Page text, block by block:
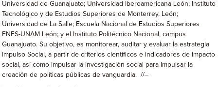
Universidad de Guanajuato; Universidad Iberoamericana León; Instituto
Tecnológico y de Estudios Superiores de Monterrey, León;
Universidad de La Salle; Escuela Nacional de Estudios Superiores
ENES-UNAM León; y el Instituto Politécnico Nacional, campus
Guanajuato. Su objetivo, es monitorear, auditar y evaluar la estrategia
Impulso Social, a partir de criterios científicos e indicadores de impacto
social, así como impulsar la investigación social para impulsar la
creación de políticas públicas de vanguardia. //–